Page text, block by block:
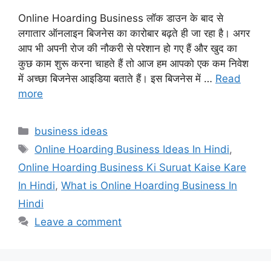
Online Hoarding Business लॉक डाउन के बाद से
लगातार ऑनलाइन बिजनेस का कारोबार बढ़ते ही जा रहा है। अगर
आप भी अपनी रोज की नौकरी से परेशान हो गए हैं और खुद का
कुछ काम शुरू करना चाहते हैं तो आज हम आपको एक कम निवेश
में अच्छा बिजनेस आइडिया बताते हैं। इस बिजनेस में … Read
more
Categories
business ideas
Tags
Online Hoarding Business Ideas In Hindi,
Online Hoarding Business Ki Suruat Kaise Kare
In Hindi, What is Online Hoarding Business In
Hindi
Leave a comment